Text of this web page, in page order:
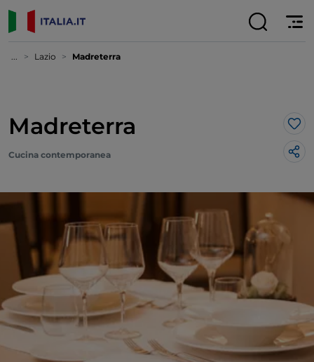
... Lazio Madreterra
Madreterra
Cucina contemporanea